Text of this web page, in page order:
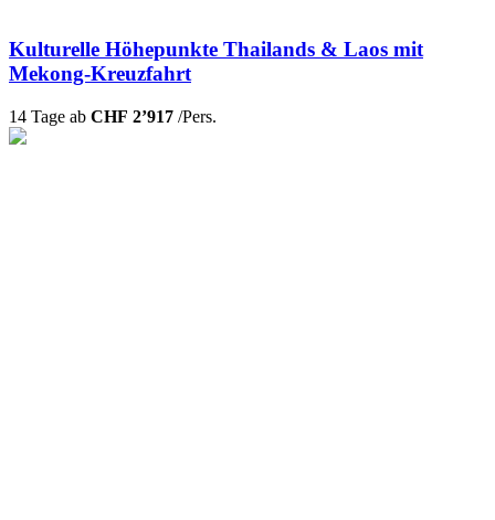
Kulturelle Höhepunkte Thailands & Laos mit
Mekong-Kreuzfahrt
14 Tage ab CHF 2’917 /Pers.